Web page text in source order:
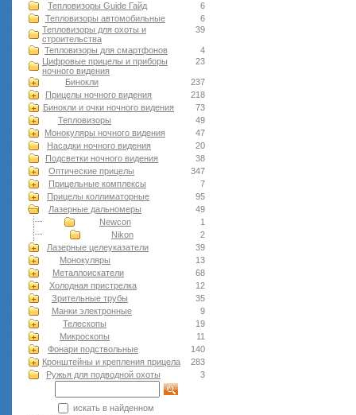
6
Тепловизоры Guide Гайд
6
Тепловизоры автомобильные
39
Тепловизоры для охоты и
строительства
4
Тепловизоры для смартфонов
23
Цифровые прицелы и приборы
ночного видения
237
Бинокли
218
Прицелы ночного видения
73
Бинокли и очки ночного видения
49
Тепловизоры
47
Монокуляры ночного видения
20
Насадки ночного видения
38
Подсветки ночного видения
347
Оптические прицелы
7
Прицельные комплексы
95
Прицелы коллиматорные
49
Лазерные дальномеры
1
Newcon
2
Nikon
39
Лазерные целеуказатели
13
Монокуляры
68
Металлоискатели
12
Холодная пристрелка
35
Зрительные трубы
9
Манки электронные
19
Телескопы
11
Микроскопы
140
Фонари подствольные
283
Кронштейны и крепления прицела
3
Ружья для подводной оxоты
искать в найденном